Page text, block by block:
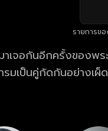
รายการข
าเจอกันอีกครั้งของพ
มเป็นคู่กัดกันอย่างเผ็
รอยร้าวระหว่างตาแล